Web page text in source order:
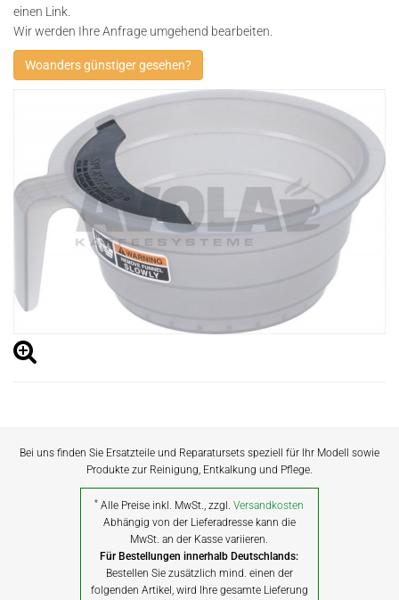
einen Link.
Wir werden Ihre Anfrage umgehend bearbeiten.
Woanders günstiger gesehen?
Bei uns finden Sie Ersatzteile und Reparatursets speziell für Ihr Modell sowie
Produkte zur Reinigung, Entkalkung und Pflege.
* Alle Preise inkl. MwSt., zzgl.Versandkosten
Abhängig von der Lieferadresse kann die
MwSt. an der Kasse variieren.
Für Bestellungen innerhalb Deutschlands:
Bestellen Sie zusätzlich mind. einen der
folgenden Artikel, wird Ihre gesamte Lieferung